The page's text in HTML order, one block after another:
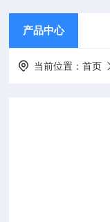
产品中心
当前位置：首页